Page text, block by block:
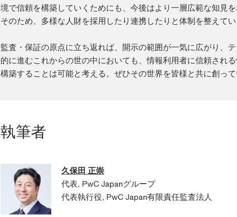
境で信頼を構築していくためにも、今後はより一層広範な知見を
そのため、多様な人財を採用したり連携したりと体制を整えてい
監査・保証の原点に立ち返れば、開示の範囲が一気に広がり、
的に進むこれからの世の中においても、情報利用者に信頼され
構築することは可能と考える。ぜひその世界を皆様と共に創って
執筆者
久保田 正崇
代表, PwC Japanグループ
代表執行役, PwC Japan有限責任監査法人